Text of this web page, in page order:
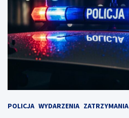
POLICJA WYDARZENIA ZATRZYMANIA